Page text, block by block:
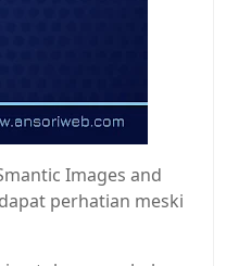
Images and
perhatian meski